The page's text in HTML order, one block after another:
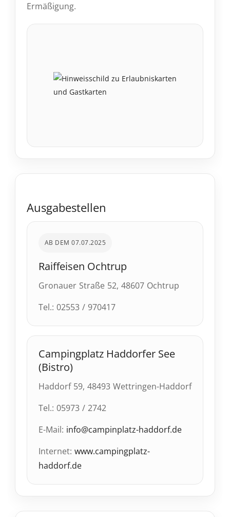
Ermäßigung.
Ausgabestellen
AB DEM 07.07.2025
Raiffeisen Ochtrup
Gronauer Straße 52, 48607 Ochtrup
Tel.: 02553 / 970417
Campingplatz Haddorfer See
(Bistro)
Haddorf 59, 48493 Wettringen-Haddorf
Tel.: 05973 / 2742
E-Mail: info@campinplatz-haddorf.de
Internet: www.campingplatz-
haddorf.de